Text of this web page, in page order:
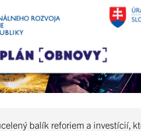
balík reforiem a investícií,